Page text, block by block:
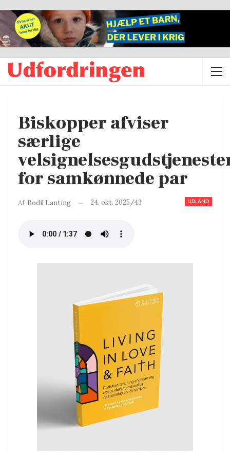
Biskopper afviser
særlige
for samkønnede par
UDLAND
Af Bodil Lanting 24. okt. 2025/43